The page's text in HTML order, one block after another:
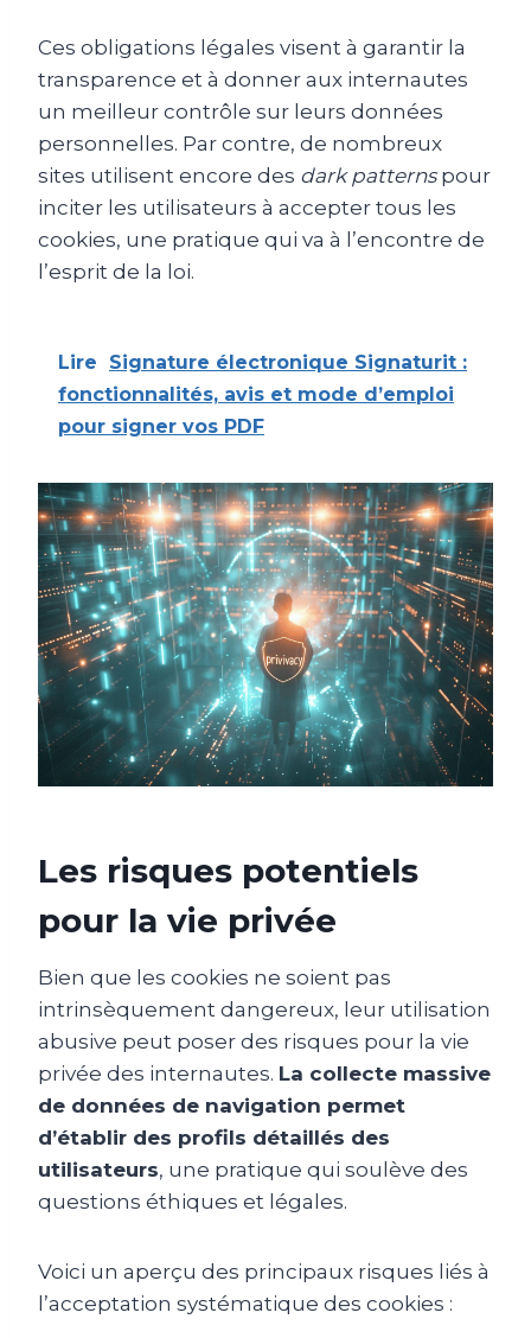
Ces obligations légales visent à garantir la
transparence et à donner aux internautes
un meilleur contrôle sur leurs données
personnelles. Par contre, de nombreux
sites utilisent encore des dark patternspour
inciter les utilisateurs à accepter tous les
cookies, une pratique qui va à l’encontre de
l’esprit de la loi.
Lire
Signature électronique Signaturit :
fonctionnalités, avis et mode d’emploi
pour signer vos PDF
Les risques potentiels
pour la vie privée
Bien que les cookies ne soient pas
intrinsèquement dangereux, leur utilisation
abusive peut poser des risques pour la vie
privée des internautes. La collecte massive
de données de navigation permet
d’établir des profils détaillés des
utilisateurs, une pratique qui soulève des
questions éthiques et légales.
Voici un aperçu des principaux risques liés à
l’acceptation systématique des cookies :